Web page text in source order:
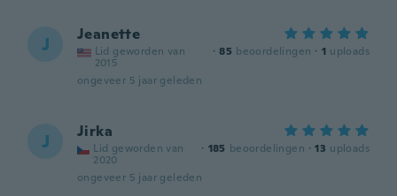
J Jeanette
Lid geworden van
2015
· 85 beoordelingen · 1 uploads
ongeveer 5 jaar geleden
J Jirka
Lid geworden van
2020
· 185 beoordelingen · 13 uploads
ongeveer 5 jaar geleden